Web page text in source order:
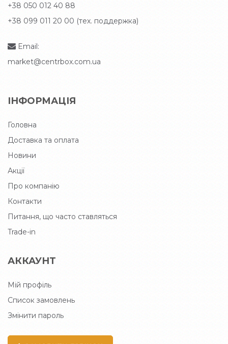
+38 050 012 40 88
+38 099 011 20 00 (тех. поддержка)
Email:
market@centrbox.com.ua
ІНФОРМАЦІЯ
Головна
Доставка та оплата
Новини
Акції
Про компанію
Контакти
Питання, що часто ставляться
Trade-in
АККАУНТ
Мій профіль
Список замовлень
Змінити пароль